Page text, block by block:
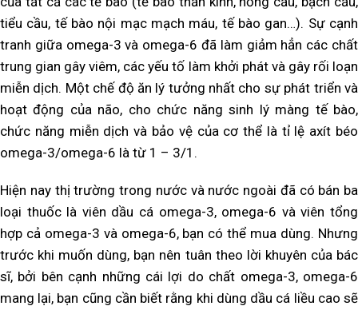
tiểu cầu, tế bào nội mạc mạch máu, tế bào gan…). Sự cạnh
tranh giữa omega-3 và omega-6 đã làm giảm hẳn các chất
trung gian gây viêm, các yếu tố làm khởi phát và gây rối loạn
miễn dịch. Một chế độ ăn lý tưởng nhất cho sự phát triển và
hoạt động của não, cho chức năng sinh lý màng tế bào,
chức năng miễn dịch và bảo vệ của cơ thể là tỉ lệ axít béo
omega-3/omega-6 là từ 1 – 3/1.
Hiện nay thị trường trong nước và nước ngoài đã có bán ba
loại thuốc là viên dầu cá omega-3, omega-6 và viên tổng
hợp cả omega-3 và omega-6, bạn có thể mua dùng. Nhưng
trước khi muốn dùng, bạn nên tuân theo lời khuyên của bác
sĩ, bởi bên cạnh những cái lợi do chất omega-3, omega-6
mang lại, bạn cũng cần biết rằng khi dùng dầu cá liều cao sẽ